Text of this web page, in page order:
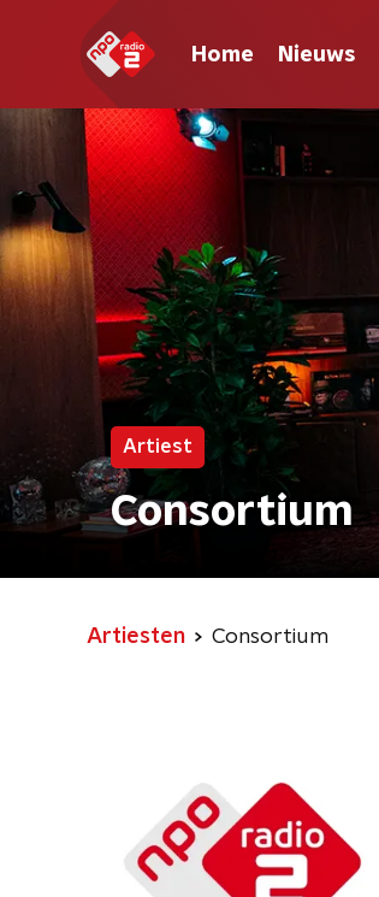
Home Nieuws
Artiest
Consortium
Artiesten Consortium